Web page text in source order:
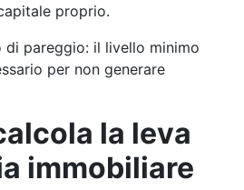
proprio.
di pareggio: il livello minimo
per non generare
la leva
immobiliare